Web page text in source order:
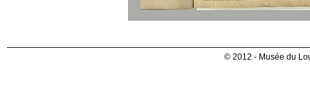
© 2012 - Musée du